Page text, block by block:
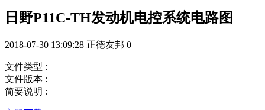
日野P11C-TH发动机电控系统电路图
2018-07-30 13:09:28 正德友邦 0
文件类型 :
文件版本 :
简要说明 :